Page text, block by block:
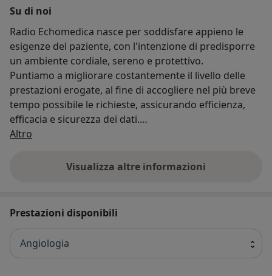
Su di noi
Radio Echomedica nasce per soddisfare appieno le
esigenze del paziente, con l'intenzione di predisporre
un ambiente cordiale, sereno e protettivo.
Puntiamo a migliorare costantemente il livello delle
prestazioni erogate, al fine di accogliere nel più breve
tempo possibile le richieste, assicurando efficienza,
efficacia e sicurezza dei dati.
Il vostro benessere al centro della nostra attenzione.
Altro
Visualizza altre informazioni
Prestazioni disponibili
Angiologia